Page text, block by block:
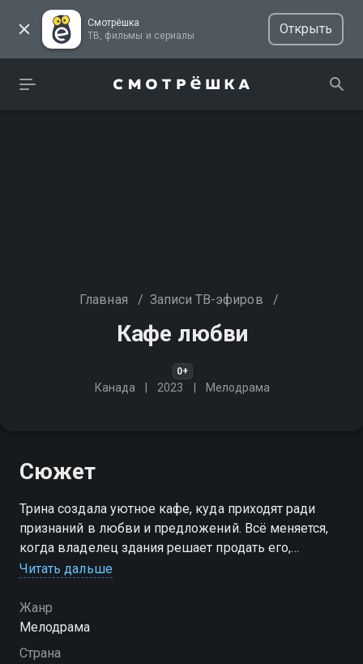
Смотрёшка
ТВ, фильмы и сериалы
Открыть
Главная / Записи ТВ-эфиров /
Кафе любви
0+
Канада 2023 Мелодрама
Сюжет
Трина создала уютное кафе, куда приходят ради
признаний в любви и предложений. Всё меняется,
когда владелец здания решает продать его,
поставив под угрозу будущее её бизнеса
Читать дальше
Жанр
Мелодрама
Страна